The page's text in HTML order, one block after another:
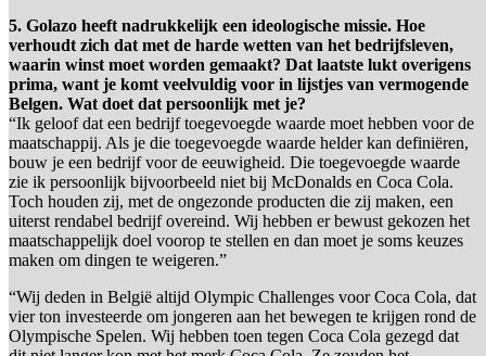
5. Golazo heeft nadrukkelijk een ideologische missie. Hoe
verhoudt zich dat met de harde wetten van het bedrijfsleven,
waarin winst moet worden gemaakt? Dat laatste lukt overigens
prima, want je komt veelvuldig voor in lijstjes van vermogende
Belgen. Wat doet dat persoonlijk met je?
“Ik geloof dat een bedrijf toegevoegde waarde moet hebben voor de
maatschappij. Als je die toegevoegde waarde helder kan definiëren,
bouw je een bedrijf voor de eeuwigheid. Die toegevoegde waarde
zie ik persoonlijk bijvoorbeeld niet bij McDonalds en Coca Cola.
Toch houden zij, met de ongezonde producten die zij maken, een
uiterst rendabel bedrijf overeind. Wij hebben er bewust gekozen het
maatschappelijk doel voorop te stellen en dan moet je soms keuzes
maken om dingen te weigeren.”
“Wij deden in België altijd Olympic Challenges voor Coca Cola, dat
vier ton investeerde om jongeren aan het bewegen te krijgen rond de
Olympische Spelen. Wij hebben toen tegen Coca Cola gezegd dat